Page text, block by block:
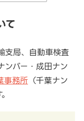
て
支局、自動車検査
ンバー・成田ナン
事務所（千葉ナン